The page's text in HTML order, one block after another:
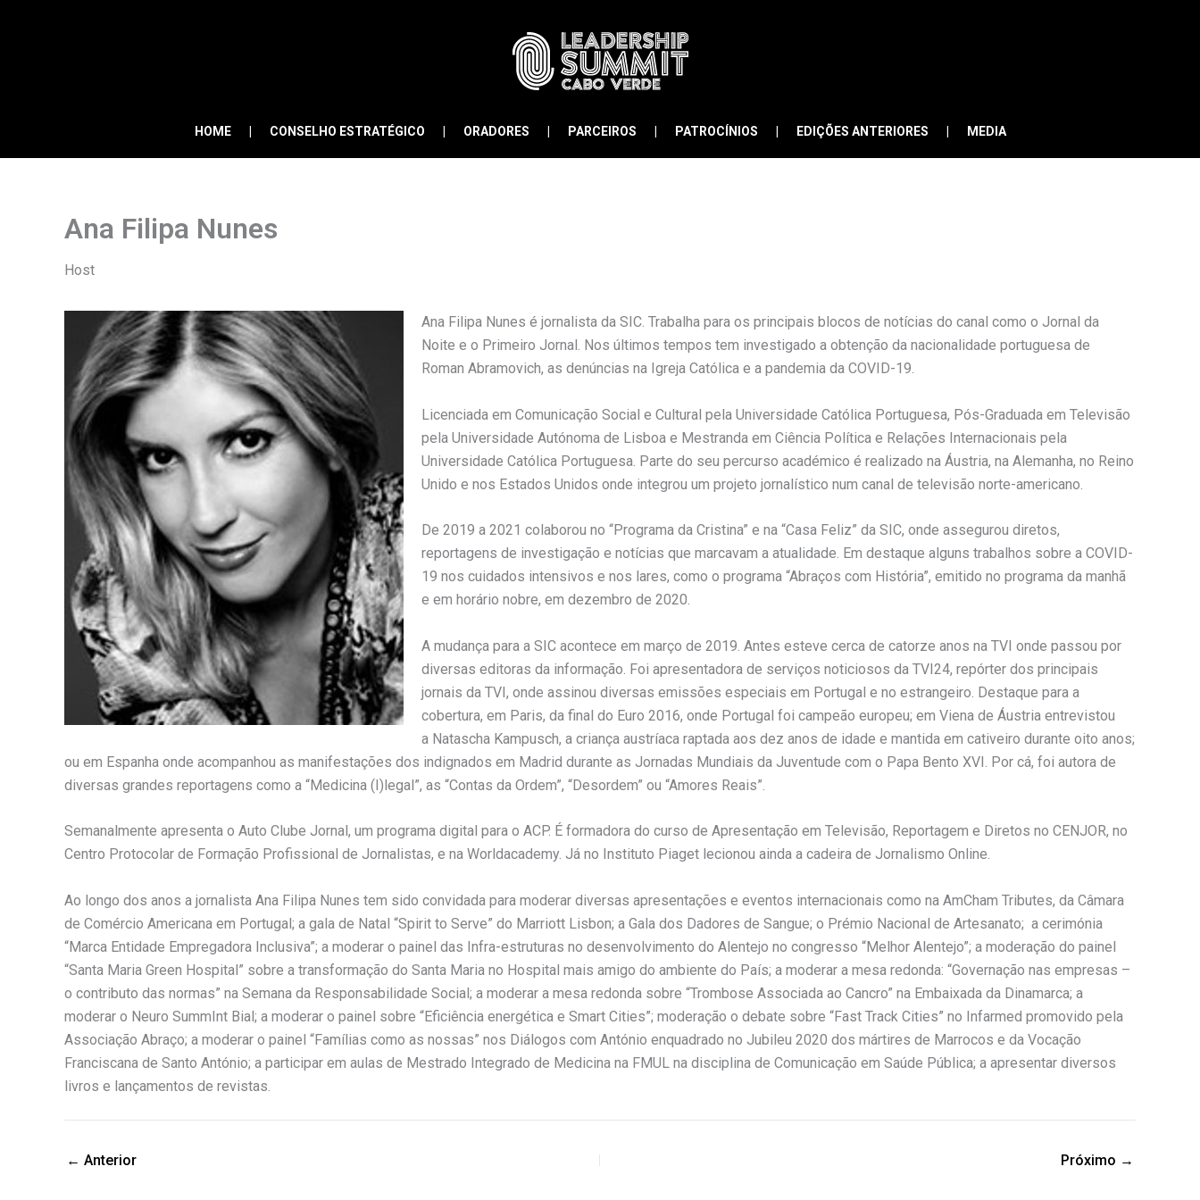
HOME CONSELHO ESTRATÉGICO ORADORES PARCEIROS PATROCÍNIOS EDIÇÕES ANTERIORES MEDIA
Ana Filipa Nunes
Host
Ana Filipa Nunes é jornalista da SIC. Trabalha para os principais blocos de notícias do canal como o Jornal da
Noite e o Primeiro Jornal. Nos últimos tempos tem investigado a obtenção da nacionalidade portuguesa de
Roman Abramovich, as denúncias na Igreja Católica e a pandemia da COVID-19.
Licenciada em Comunicação Social e Cultural pela Universidade Católica Portuguesa, Pós-Graduada em Televisão
pela Universidade Autónoma de Lisboa e Mestranda em Ciência Política e Relações Internacionais pela
Universidade Católica Portuguesa. Parte do seu percurso académico é realizado na Áustria, na Alemanha, no Reino
Unido e nos Estados Unidos onde integrou um projeto jornalístico num canal de televisão norte-americano.
De 2019 a 2021 colaborou no “Programa da Cristina” e na “Casa Feliz” da SIC, onde assegurou diretos,
reportagens de investigação e notícias que marcavam a atualidade. Em destaque alguns trabalhos sobre a COVID-
19 nos cuidados intensivos e nos lares, como o programa “Abraços com História”, emitido no programa da manhã
e em horário nobre, em dezembro de 2020.
A mudança para a SIC acontece em março de 2019. Antes esteve cerca de catorze anos na TVI onde passou por
diversas editoras da informação. Foi apresentadora de serviços noticiosos da TVI24, repórter dos principais
jornais da TVI, onde assinou diversas emissões especiais em Portugal e no estrangeiro. Destaque para a
cobertura, em Paris, da final do Euro 2016, onde Portugal foi campeão europeu; em Viena de Áustria entrevistou
a Natascha Kampusch, a criança austríaca raptada aos dez anos de idade e mantida em cativeiro durante oito anos;
ou em Espanha onde acompanhou as manifestações dos indignados em Madrid durante as Jornadas Mundiais da Juventude com o Papa Bento XVI. Por cá, foi autora de
diversas grandes reportagens como a “Medicina (I)legal”, as “Contas da Ordem”, “Desordem” ou “Amores Reais”.
Semanalmente apresenta o Auto Clube Jornal, um programa digital para o ACP. É formadora do curso de Apresentação em Televisão, Reportagem e Diretos no CENJOR, no
Centro Protocolar de Formação Profissional de Jornalistas, e na Worldacademy. Já no Instituto Piaget lecionou ainda a cadeira de Jornalismo Online.
Ao longo dos anos a jornalista Ana Filipa Nunes tem sido convidada para moderar diversas apresentações e eventos internacionais como na AmCham Tributes, da Câmara
de Comércio Americana em Portugal; a gala de Natal “Spirit to Serve” do Marriott Lisbon; a Gala dos Dadores de Sangue; o Prémio Nacional de Artesanato; a cerimónia
“Marca Entidade Empregadora Inclusiva”; a moderar o painel das Infra-estruturas no desenvolvimento do Alentejo no congresso “Melhor Alentejo”; a moderação do painel
“Santa Maria Green Hospital” sobre a transformação do Santa Maria no Hospital mais amigo do ambiente do País; a moderar a mesa redonda: “Governação nas empresas –
o contributo das normas” na Semana da Responsabilidade Social; a moderar a mesa redonda sobre “Trombose Associada ao Cancro” na Embaixada da Dinamarca; a
moderar o Neuro SummInt Bial; a moderar o painel sobre “Eficiência energética e Smart Cities”; moderação o debate sobre “Fast Track Cities” no Infarmed promovido pela
Associação Abraço; a moderar o painel “Famílias como as nossas” nos Diálogos com António enquadrado no Jubileu 2020 dos mártires de Marrocos e da Vocação
Franciscana de Santo António; a participar em aulas de Mestrado Integrado de Medicina na FMUL na disciplina de Comunicação em Saúde Pública; a apresentar diversos
livros e lançamentos de revistas.
← Anterior Próximo →